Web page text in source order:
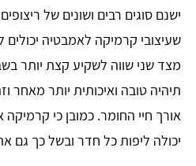
ישנם סוגים רבים ושונים של
שעיצובי קרמיקה לאמבטיה
מצד שני שווה לשקיע קצת יותר
תיהיה טובה ואיכותית יותר מאחר
אורך חיי החומר. כמובן כי
יכולה ליפות כל חדר ובשל כך גם